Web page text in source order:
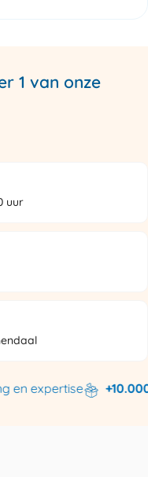
1 van onze
uur
expertise +10.000